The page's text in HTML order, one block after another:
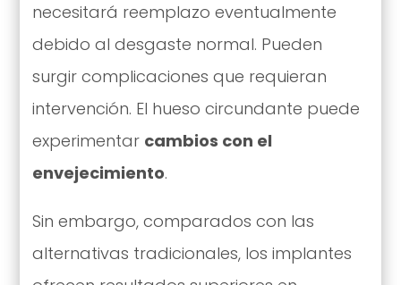
necesitará reemplazo eventualmente
debido al desgaste normal. Pueden
surgir complicaciones que requieran
intervención. El hueso circundante puede
experimentar cambios con el
envejecimiento.
Sin embargo, comparados con las
alternativas tradicionales, los implantes